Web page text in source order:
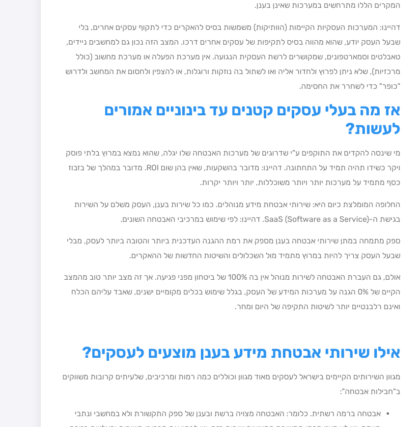
המקרים הללו מתרחשים במערכות שאינן בענן.
דהיינו: המערכות העסקיות הקיימות (הוותיקות) משמשות בסיס להאקרים כדי לתקוף עסקים אחרים, בלי
שבעל העסק יודע, שהוא מהווה בסיס לתקיפות של עסקים אחרים דרכו. המצב הזה נכון גם למחשבים ניידים,
טאבלטים וסמארטפונים, שמקושרים לרשת העסקית הנגועה. אין מערכת הפעלה או מערכת מחשוב (כולל
מרכזיות), שלא ניתן לפרוץ ולחדור אליה ואו לשתול בה נוזקות ורוגלות, או להצפין ולחסום את המחשב ולדרוש
"כופר" כדי לשחרר את החסימה.
אז מה בעלי עסקים קטנים עד בינוניים אמורים
לעשות?
מי שינסה להקדים את התוקפים ע"י שדרוגים של מערכות האבטחה שלו יגלה, שהוא נמצא במרוץ בלתי פוסק
ויקר כשידו תהיה תמיד על התחתונה. דהיינו: מדובר בהשקעות, שאין בהן שום ROI. מדובר במהלך של בזבוז
כסף מתמיד על מערכות יותר ויותר משוכללות, יותר ויותר יקרות.
החלופה המומלצת כיום היא: שירותי אבטחת מידע מנוהלים. כמו כל שירות בענן, העסק משלם על השירות
בגישת ה-SaaS (Software as a Service). דהיינו: לפי שימוש במרכיבי האבטחה השונים.
ספק מתמחה במתן שירותי אבטחה בענן מספק את רמת ההגנה העדכנית ביותר והטובה ביותר לעסק, מבלי
שבעל העסק צריך להיות במרוץ מתמיד מול השכלולים והשיטות החדשות של ההאקרים.
אולם, גם העברת האבטחה לשירות מנוהל אין בה 100% של ביטחון מפני פגיעה. אך זה מצב יותר טוב מהמצב
הקיים של 0% הגנה על מערכות המידע של העסק, בגלל שימוש בכלים מקומיים ישנים, שאבד עליהם הכלח
ואינם רלבנטיים יותר לשיטות התקיפה של היום ומחר.
אילו שירותי אבטחת מידע בענן מוצעים לעסקים?
מגוון השירותים הקיימים בישראל לעסקים מאוד מגוון וכוללים כמה רמות ומרכיבים, שלעיתים קרובות משווקים
ב"חבילות אבטחה":
אבטחה ברמה רשתית. כלומר: האבטחה מצויה ברשת ובענן של ספק התקשורת ולא במחשבי ונתבי